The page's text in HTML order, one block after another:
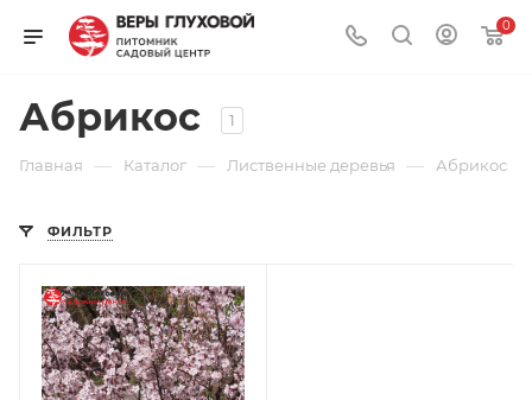
0
Абрикос 1
Главная — Каталог — Лиственные деревья — Абрикос
ФИЛЬТР